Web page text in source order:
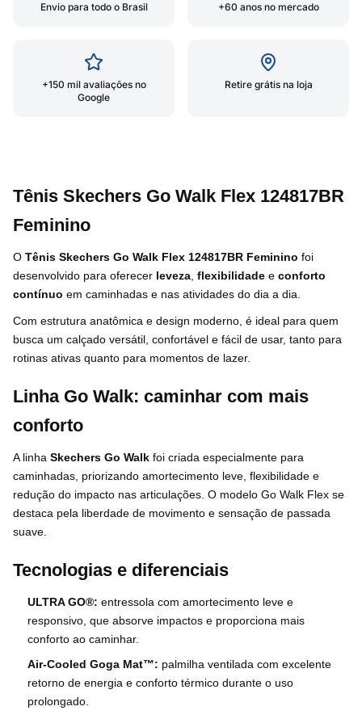
Envio para todo o Brasil +60 anos no mercado
+150 mil avaliações no
Google
Retire grátis na loja
Tênis Skechers Go Walk Flex 124817BR
Feminino
O Tênis Skechers Go Walk Flex 124817BR Feminino foi
desenvolvido para oferecer leveza flexibilidade e conforto
contínuo em caminhadas e nas atividades do dia a dia.
Com estrutura anatômica e design moderno, é ideal para quem
busca um calçado versátil, confortável e fácil de usar, tanto para
rotinas ativas quanto para momentos de lazer.
Linha Go Walk: caminhar com mais
conforto
A linha Skechers Go Walk foi criada especialmente para
caminhadas, priorizando amortecimento leve, flexibilidade e
redução do impacto nas articulações. O modelo Go Walk Flex se
destaca pela liberdade de movimento e sensação de passada
suave.
Tecnologias e diferenciais
ULTRA GO®: entressola com amortecimento leve e
responsivo, que absorve impactos e proporciona mais
conforto ao caminhar.
Air-Cooled Goga Mat™: palmilha ventilada com excelente
retorno de energia e conforto térmico durante o uso
prolongado.